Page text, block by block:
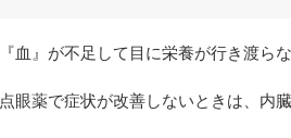
『血』が不足して目に栄養が行き渡ら
点眼薬で症状が改善しないときは、内